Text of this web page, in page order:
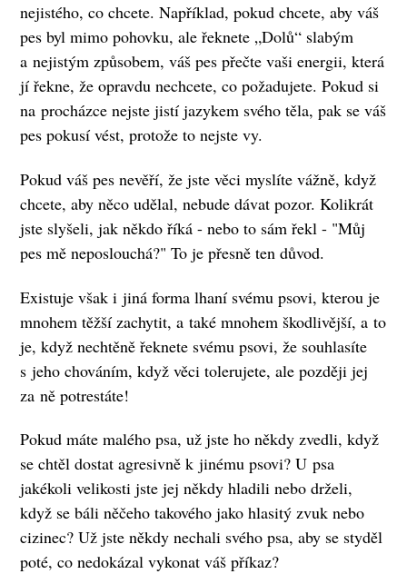
nejistého, co chcete. Například, pokud chcete, aby váš
pes byl mimo pohovku, ale řeknete „Dolů“ slabým
a nejistým způsobem, váš pes přečte vaši energii, která
jí řekne, že opravdu nechcete, co požadujete. Pokud si
na procházce nejste jistí jazykem svého těla, pak se váš
pes pokusí vést, protože to nejste vy.
Pokud váš pes nevěří, že jste věci myslíte vážně, když
chcete, aby něco udělal, nebude dávat pozor. Kolikrát
jste slyšeli, jak někdo říká - nebo to sám řekl - "Můj
pes mě neposlouchá?" To je přesně ten důvod.
Existuje však i jiná forma lhaní svému psovi, kterou je
mnohem těžší zachytit, a také mnohem škodlivější, a to
je, když nechtěně řeknete svému psovi, že souhlasíte
s jeho chováním, když věci tolerujete, ale později jej
za ně potrestáte!
Pokud máte malého psa, už jste ho někdy zvedli, když
se chtěl dostat agresivně k jinému psovi? U psa
jakékoli velikosti jste jej někdy hladili nebo drželi,
když se báli něčeho takového jako hlasitý zvuk nebo
cizinec? Už jste někdy nechali svého psa, aby se styděl
poté, co nedokázal vykonat váš příkaz?